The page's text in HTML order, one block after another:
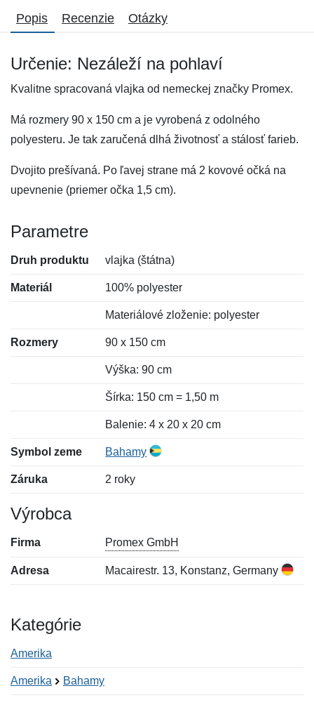
Popis Recenzie Otázky
Určenie: Nezáleží na pohlaví
Kvalitne spracovaná vlajka od nemeckej značky Promex.
Má rozmery 90 x 150 cm a je vyrobená z odolného
polyesteru. Je tak zaručená dlhá životnosť a stálosť farieb.
Dvojito prešívaná. Po ľavej strane má 2 kovové očká na
upevnenie (priemer očka 1,5 cm).
Parametre
Druh produktu vlajka (štátna)
Materiál 100% polyester
Materiálové zloženie: polyester
Rozmery 90 x 150 cm
Výška: 90 cm
Šírka: 150 cm = 1,50 m
Balenie: 4 x 20 x 20 cm
Symbol zeme Bahamy
Záruka 2 roky
Výrobca
Firma Promex GmbH
Adresa Macairestr. 13, Konstanz, Germany
Kategórie
Amerika
Amerika Bahamy